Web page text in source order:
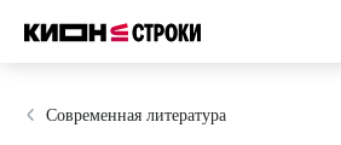
Современная литература